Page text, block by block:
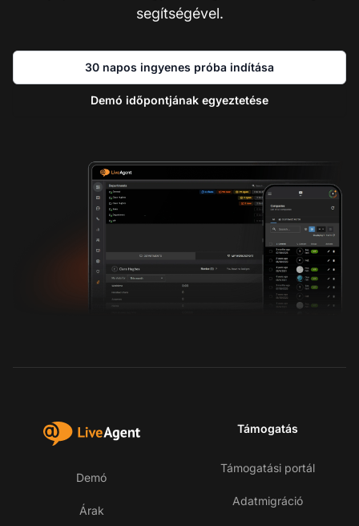
segítségével.
30 napos ingyenes próba indítása
Demó időpontjának egyeztetése
Demó
Árak
Támogatás
Támogatási portál
Adatmigráció